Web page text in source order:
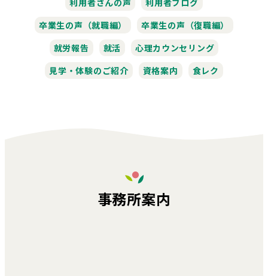
利用者さんの声
利用者ブログ
卒業生の声（就職編）
卒業生の声（復職編）
就労報告
就活
心理カウンセリング
見学・体験のご紹介
資格案内 食レク
事務所案内